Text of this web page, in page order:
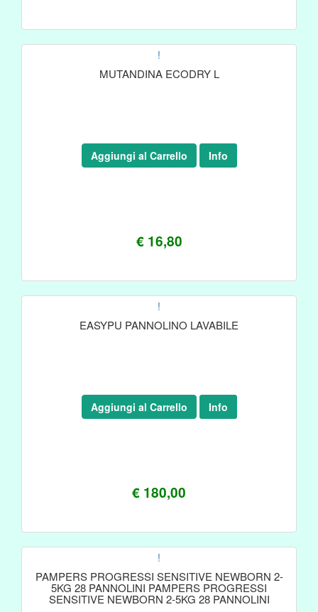
!
MUTANDINA ECODRY L
€ 16,80
Aggiungi al Carrello Info
!
EASYPU PANNOLINO LAVABILE
€ 180,00
Aggiungi al Carrello Info
!
PAMPERS PROGRESSI SENSITIVE NEWBORN 2-
5KG 28 PANNOLINI PAMPERS PROGRESSI
SENSITIVE NEWBORN 2-5KG 28 PANNOLINI